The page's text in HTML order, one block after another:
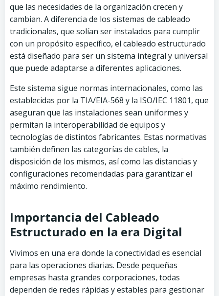
que las necesidades de la organización crecen y
cambian. A diferencia de los sistemas de cableado
tradicionales, que solían ser instalados para cumplir
con un propósito específico, el cableado estructurado
está diseñado para ser un sistema integral y universal
que puede adaptarse a diferentes aplicaciones.
Este sistema sigue normas internacionales, como las
establecidas por la TIA/EIA-568 y la ISO/IEC 11801, que
aseguran que las instalaciones sean uniformes y
permitan la interoperabilidad de equipos y
tecnologías de distintos fabricantes. Estas normativas
también definen las categorías de cables, la
disposición de los mismos, así como las distancias y
configuraciones recomendadas para garantizar el
máximo rendimiento.
Importancia del Cableado
Estructurado en la era Digital
Vivimos en una era donde la conectividad es esencial
para las operaciones diarias. Desde pequeñas
empresas hasta grandes corporaciones, todas
dependen de redes rápidas y estables para gestionar